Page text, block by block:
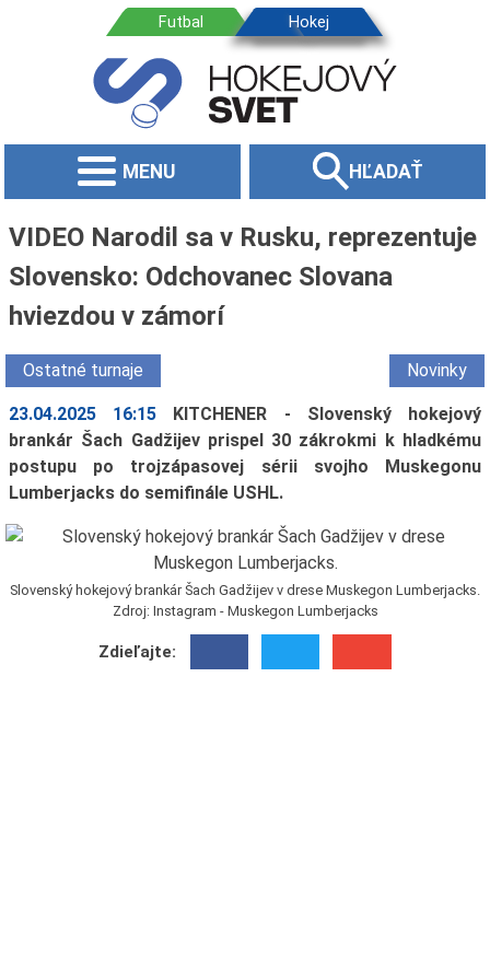
MENU HĽADAŤ
VIDEO Narodil sa v Rusku, reprezentuje
Slovensko: Odchovanec Slovana
hviezdou v zámorí
Ostatné turnaje Novinky
23.04.2025 16:15
KITCHENER - Slovenský hokejový
brankár Šach Gadžijev prispel 30 zákrokmi k hladkému
postupu po trojzápasovej sérii svojho Muskegonu
Lumberjacks do semifinále USHL.
Slovenský hokejový brankár Šach Gadžijev v drese Muskegon Lumberjacks.
Zdroj: Instagram - Muskegon Lumberjacks
Zdieľajte: